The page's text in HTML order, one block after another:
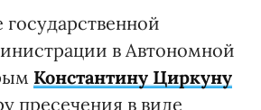
в Автономной
Константину Циркуну
пресечения в виде